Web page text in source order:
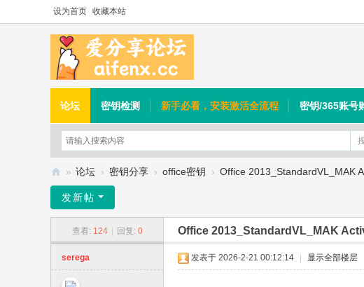
设为首页 收藏本站
论坛 密钥检测 新手必看，安装激活全流程 密钥/365账号
分
坛
» 论坛 › 密钥分享 › office密钥 › Office 2013_StandardVL_MAK
发新帖
查看: 124 回复: 0 Office 2013_StandardVL_MAK
serega 发表于 2026-2-21 00:12:14 显示全部楼层